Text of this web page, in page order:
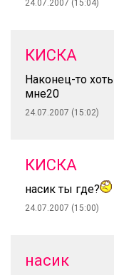
24.07.2007 (15:04)
КИСКА
Наконец-то
мне20
24.07.2007 (15:02)
КИСКА
насик ты где?
24.07.2007 (15:00)
насик